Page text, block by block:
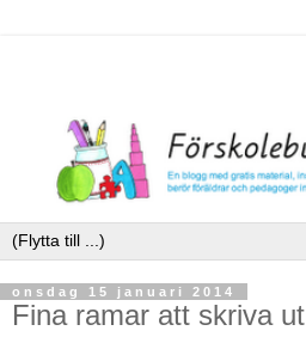
onsdag 15 januari 2014
Fina ramar att skriva ut